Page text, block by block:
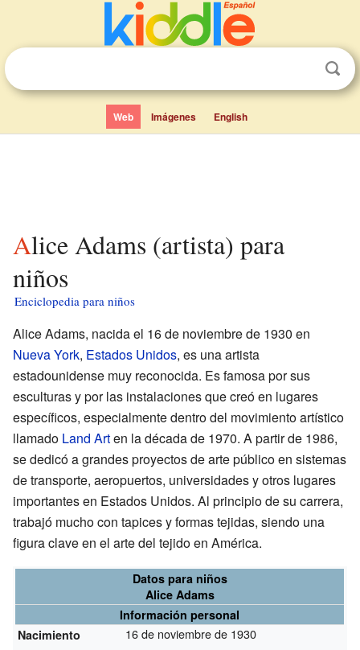
Web Imágenes English
Alice Adams (artista) para
niños
Enciclopedia para niños
Alice Adams, nacida el 16 de noviembre de 1930 en
Nueva York, Estados Unidos, es una artista
estadounidense muy reconocida. Es famosa por sus
esculturas y por las instalaciones que creó en lugares
específicos, especialmente dentro del movimiento artístico
llamado Land Arten la década de 1970. A partir de 1986,
se dedicó a grandes proyectos de arte público en sistemas
de transporte, aeropuertos, universidades y otros lugares
importantes en Estados Unidos. Al principio de su carrera,
trabajó mucho con tapices y formas tejidas, siendo una
figura clave en el arte del tejido en América.
Datos para niños
Alice Adams
Información personal
Nacimiento
16 de noviembre de 1930